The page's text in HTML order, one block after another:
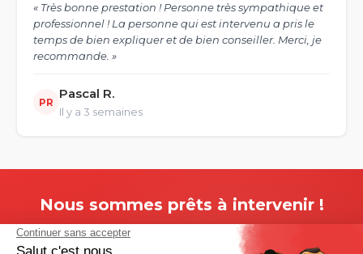
« Très bonne prestation ! Personne très sympathique et
professionnel ! La personne qui est intervenu a pris le
temps de bien expliquer et de bien conseiller. Merci, je
recommande. »
PR
Pascal R.
Il y a 3 semaines
Nous sommes prêts à intervenir !
Appelez-nous maintenant ou demandez un devis gratuit.
On s'occupe du reste.